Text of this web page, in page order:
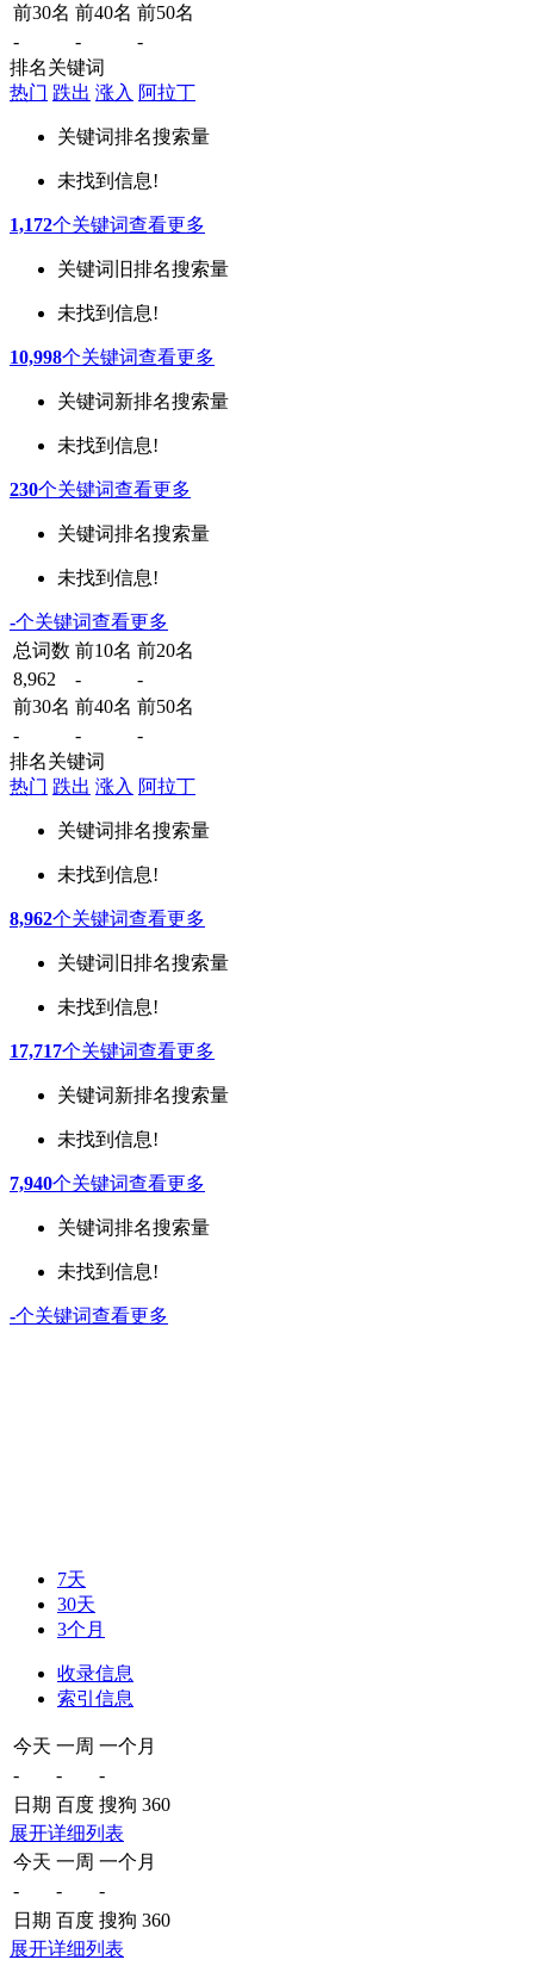
前30名 前40名 前50名
-
-
-
排名关键词
热门 跌出 涨入 阿拉丁
关键词排名搜索量
未找到信息!
1,172个关键词查看更多
关键词 旧排名搜索量
未找到信息!
10,998个关键词查看更多
关键词新排名搜索量
未找到信息!
230个关键词查看更多
关键词排名搜索量
未找到信息!
-个关键词查看更多
总词数 前10名 前20名
8,962
-
-
前30名 前40名 前50名
-
-
-
排名关键词
热门 跌出 涨入 阿拉丁
关键词排名搜索量
未找到信息!
8,962个关键词查看更多
关键词 旧排名搜索量
未找到信息!
17,717个关键词查看更多
关键词新排名搜索量
未找到信息!
7,940个关键词查看更多
关键词排名搜索量
未找到信息!
-个关键词查看更多
7天
30天
3个月
收录信息
索引信息
今天 一周 一个月
-
-
-
日期 百度 搜狗 360
展开详细列表
今天 一周 一个月
-
-
-
日期 百度 搜狗 360
展开详细列表